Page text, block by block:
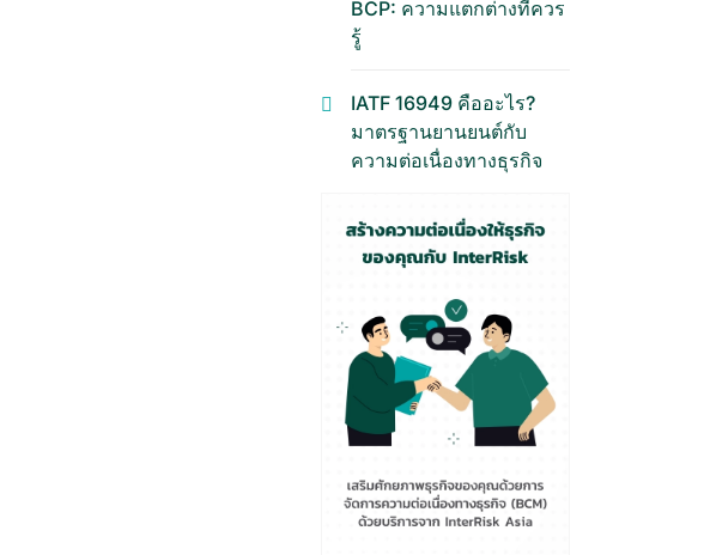
BCP: ความแตกต่างที่ควร
รู้
IATF 16949 คืออะไร?
มาตรฐานยานยนต์กับ
ความต่อเนื่องทางธุรกิจ